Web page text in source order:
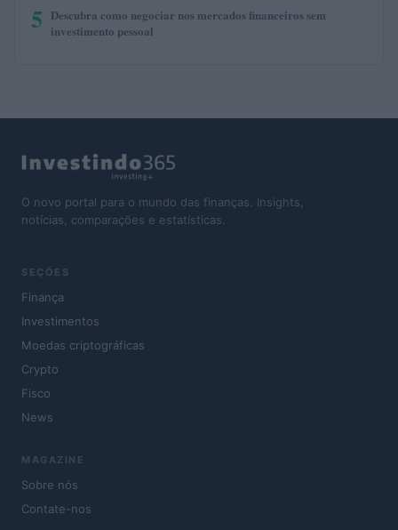
5 Descubra como negociar nos mercados financeiros sem
investimento pessoal
O novo portal para o mundo das finanças. Insights,
notícias, comparações e estatísticas.
SEÇÕES
Finança
Investimentos
Moedas criptográficas
Crypto
Fisco
News
MAGAZINE
Sobre nós
Contate-nos